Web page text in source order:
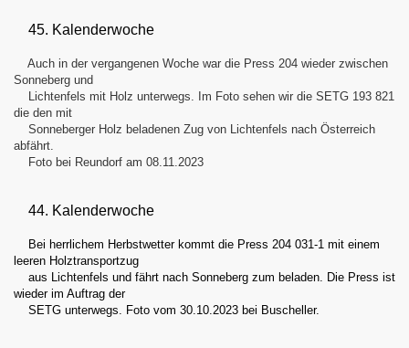
45. Kalenderwoche
Auch in der vergangenen Woche war die Press 204 wieder zwischen
Sonneberg und
Lichtenfels mit Holz unterwegs. Im Foto sehen wir die SETG 193 821
die den mit
Sonneberger Holz beladenen Zug von Lichtenfels nach Österreich
abfährt.
Foto bei Reundorf am 08.11.2023
44. Kalenderwoche
Bei herrlichem Herbstwetter kommt die Press 204 031-1 mit einem
leeren Holztransportzug
aus Lichtenfels und fährt nach Sonneberg zum beladen. Die Press ist
wieder im Auftrag der
SETG unterwegs. Foto vom 30.10.2023 bei Buscheller.